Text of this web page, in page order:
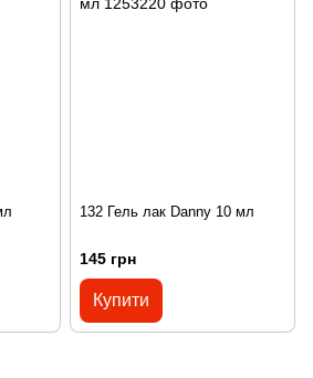
132 Гель лак Danny 10 мл
145 грн
Купити